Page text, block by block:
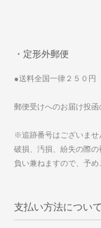
・定形外郵便
●送料全国一律２５０円
郵便受けへのお届け投函
※追跡番号はございませ
破損、汚損、紛失の際
負い兼ねますので、予め
支払い方法について